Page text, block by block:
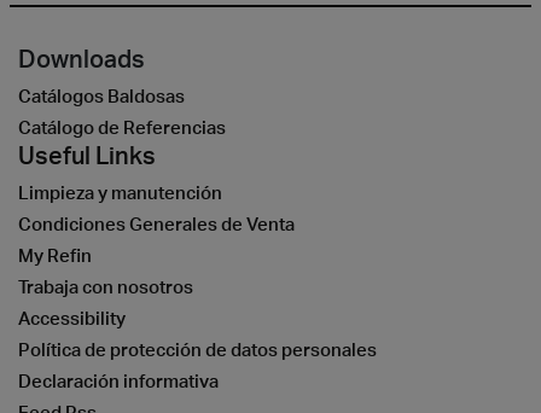
Downloads
Catálogos Baldosas
Catálogo de Referencias
Useful Links
Limpieza y manutención
Condiciones Generales de Venta
My Refin
Trabaja con nosotros
Accessibility
Política de protección de datos personales
Declaración informativa